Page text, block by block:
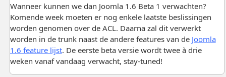
Wanneer kunnen we dan Joomla 1.6 Beta 1 verwachten?
Komende week moeten er nog enkele laatste beslissingen
worden genomen over de ACL. Daarna zal dit verwerkt
worden in de trunk naast de andere features van de Joomla
1.6 feature lijst. De eerste beta versie wordt twee à drie
weken vanaf vandaag verwacht, stay-tuned!